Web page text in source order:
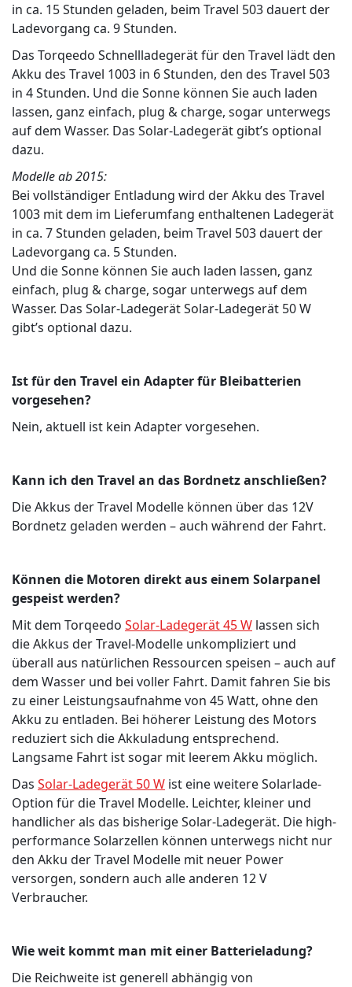
in ca. 15 Stunden geladen, beim Travel 503 dauert der
Ladevorgang ca. 9 Stunden.
Das Torqeedo Schnellladegerät für den Travel lädt den
Akku des Travel 1003 in 6 Stunden, den des Travel 503
in 4 Stunden. Und die Sonne können Sie auch laden
lassen, ganz einfach, plug & charge, sogar unterwegs
auf dem Wasser. Das Solar-Ladegerät gibt’s optional
dazu.
Modelle ab 2015:
Bei vollständiger Entladung wird der Akku des Travel
1003 mit dem im Lieferumfang enthaltenen Ladegerät
in ca. 7 Stunden geladen, beim Travel 503 dauert der
Ladevorgang ca. 5 Stunden.
Und die Sonne können Sie auch laden lassen, ganz
einfach, plug & charge, sogar unterwegs auf dem
Wasser. Das Solar-Ladegerät Solar-Ladegerät 50 W
gibt’s optional dazu.
Ist für den Travel ein Adapter für Bleibatterien
vorgesehen?
Nein, aktuell ist kein Adapter vorgesehen.
Kann ich den Travel an das Bordnetz anschließen?
Die Akkus der Travel Modelle können über das 12V
Bordnetz geladen werden – auch während der Fahrt.
Können die Motoren direkt aus einem Solarpanel
gespeist werden?
Mit dem Torqeedo Solar-Ladegerät 45 W lassen sich
die Akkus der Travel-Modelle unkompliziert und
überall aus natürlichen Ressourcen speisen – auch auf
dem Wasser und bei voller Fahrt. Damit fahren Sie bis
zu einer Leistungsaufnahme von 45 Watt, ohne den
Akku zu entladen. Bei höherer Leistung des Motors
reduziert sich die Akkuladung entsprechend.
Langsame Fahrt ist sogar mit leerem Akku möglich.
Das Solar-Ladegerät 50 W ist eine weitere Solarlade-
Option für die Travel Modelle. Leichter, kleiner und
handlicher als das bisherige Solar-Ladegerät. Die high-
performance Solarzellen können unterwegs nicht nur
den Akku der Travel Modelle mit neuer Power
versorgen, sondern auch alle anderen 12 V
Verbraucher.
Wie weit kommt man mit einer Batterieladung?
Die Reichweite ist generell abhängig von